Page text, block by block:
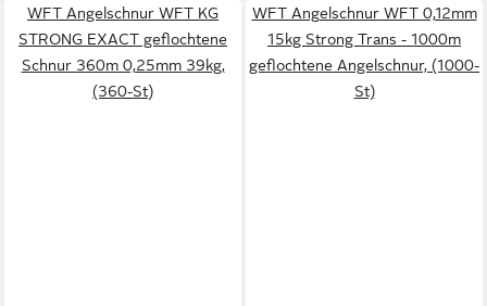
WFT Angelschnur WFT KG
STRONG EXACT geflochtene
Schnur 360m 0,25mm 39kg,
(360-St)
WFT Angelschnur WFT 0,12mm
15kg Strong Trans - 1000m
geflochtene Angelschnur, (1000-
St)